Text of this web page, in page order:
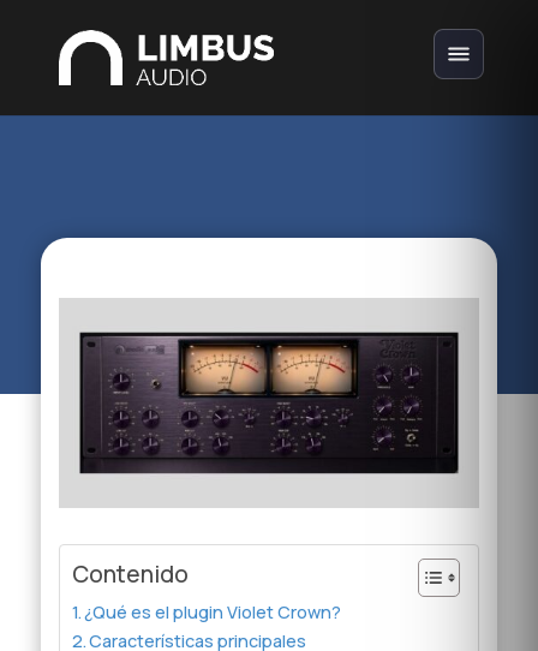
Contenido
¿Qué es el plugin Violet Crown?
Características principales